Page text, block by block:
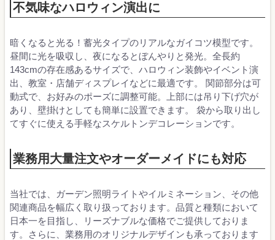
不気味なハロウィン演出に
暗くなると光る！蓄光タイプのリアルなガイコツ模型です。
昼間に光を吸収し、夜になるとぼんやりと発光。全長約
143cmの存在感あるサイズで、ハロウィン装飾やイベント演
出、教室・店舗ディスプレイなどに最適です。 関節部分は可
動式で、お好みのポーズに調整可能。上部には吊り下げ穴が
あり、壁掛けとしても簡単に設置できます。 袋から取り出し
てすぐに使える手軽なスケルトンデコレーションです。
業務用大量注文やオーダーメイドにも対応
当社では、ガーデン照明ライトやイルミネーション、その他
関連商品を幅広く取り扱っております。品質と種類において
日本一を目指し、リーズナブルな価格でご提供しておりま
す。さらに、業務用のオリジナルデザインも承っております